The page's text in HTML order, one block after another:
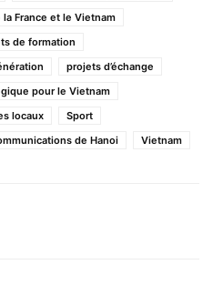
France et le Vietnam
de formation
projets d’échange
pour le Vietnam
locaux
Sport
de Hanoi
Vietnam